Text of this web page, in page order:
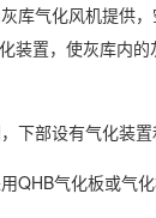
气化风机提供，
装置，使灰库内
部设有气化装置
气化板或气化